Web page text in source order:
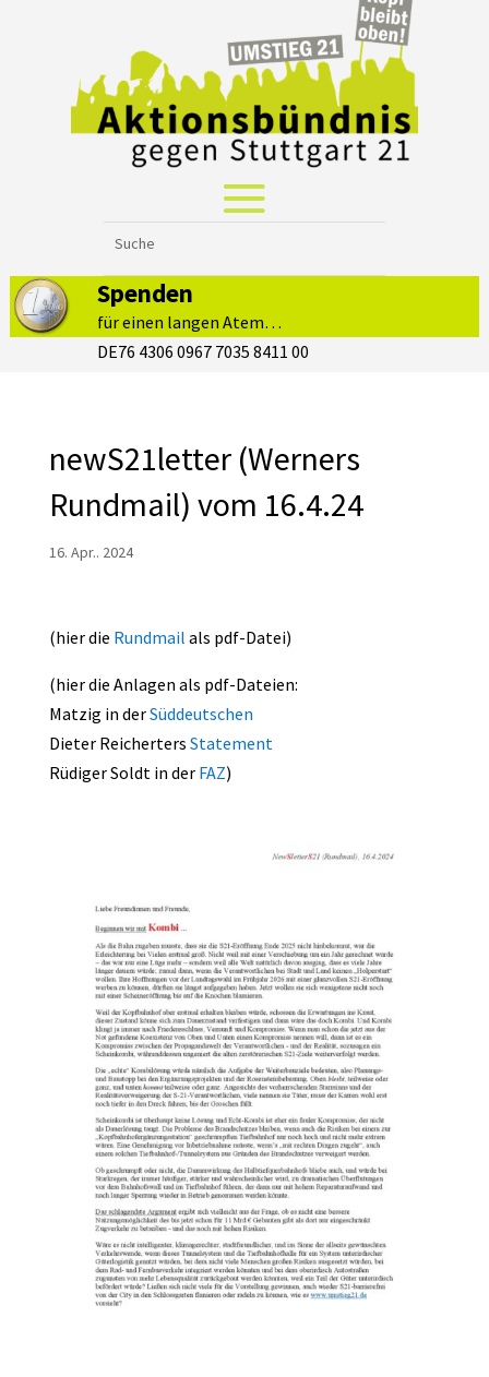
Spenden
für einen langen Atem…
DE76 4306 0967 7035 8411 00
newS21letter (Werners
Rundmail) vom 16.4.24
16. Apr.. 2024
(hier die Rundmail als pdf-Datei)
(hier die Anlagen als pdf-Dateien:
Matzig in derSüddeutschen
Dieter Reicherters Statement
Rüdiger Soldt in der FAZ)